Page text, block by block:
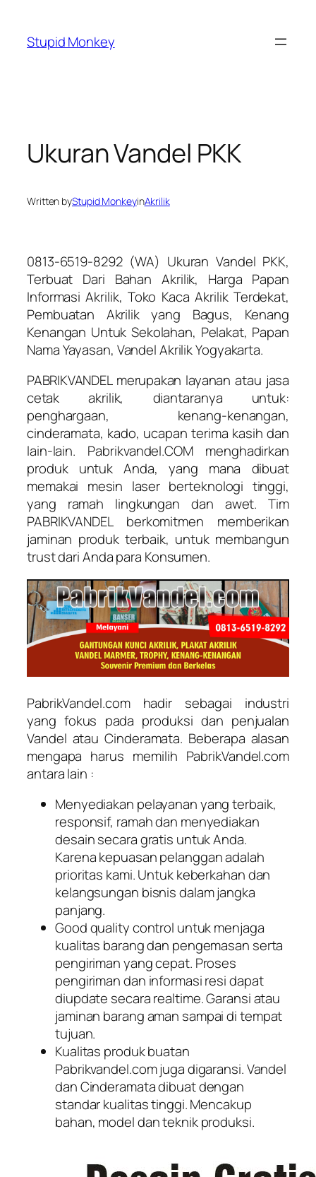
content
Stupid Monkey
Ukuran Vandel PKK
Written byStupid MonkeyinAkrilik
0813-6519-8292 (WA) Ukuran Vandel PKK,
Terbuat Dari Bahan Akrilik, Harga Papan
Informasi Akrilik, Toko Kaca Akrilik Terdekat,
Pembuatan Akrilik yang Bagus, Kenang
Kenangan Untuk Sekolahan, Pelakat, Papan
Nama Yayasan, Vandel Akrilik Yogyakarta.
PABRIKVANDEL merupakan layanan atau jasa
cetak akrilik, diantaranya untuk:
penghargaan, kenang-kenangan,
cinderamata, kado, ucapan terima kasih dan
lain-lain. Pabrikvandel.COM menghadirkan
produk untuk Anda, yang mana dibuat
memakai mesin laser berteknologi tinggi,
yang ramah lingkungan dan awet. Tim
PABRIKVANDEL berkomitmen memberikan
jaminan produk terbaik, untuk membangun
trust dari Anda para Konsumen.
PabrikVandel.com hadir sebagai industri
yang fokus pada produksi dan penjualan
Vandel atau Cinderamata. Beberapa alasan
mengapa harus memilih PabrikVandel.com
antara lain :
Menyediakan pelayanan yang terbaik,
responsif, ramah dan menyediakan
desain secara gratis untuk Anda.
Karena kepuasan pelanggan adalah
prioritas kami. Untuk keberkahan dan
kelangsungan bisnis dalam jangka
panjang.
Good quality control untuk menjaga
kualitas barang dan pengemasan serta
pengiriman yang cepat. Proses
pengiriman dan informasi resi dapat
diupdate secara realtime. Garansi atau
jaminan barang aman sampai di tempat
tujuan.
Kualitas produk buatan
Pabrikvandel.com juga digaransi. Vandel
dan Cinderamata dibuat dengan
standar kualitas tinggi. Mencakup
bahan, model dan teknik produksi.